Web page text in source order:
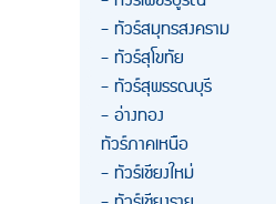
- ทัวร์สมุทรสงคราม
- ทัวร์สุโขทัย
- ทัวร์สุพรรณบุรี
- อ่างทอง
ทัวร์ภาคเหนือ
- ทัวร์เชียงใหม่